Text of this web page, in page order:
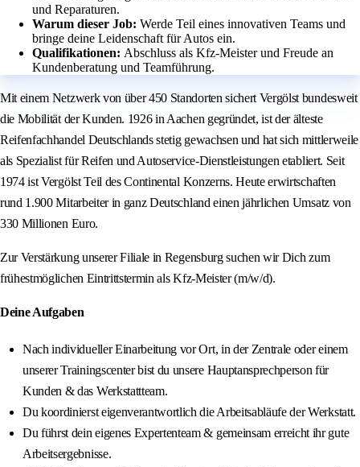
und Reparaturen.
Warum dieser Job: Werde Teil eines innovativen Teams und
bringe deine Leidenschaft für Autos ein.
Qualifikationen: Abschluss als Kfz-Meister und Freude an
Kundenberatung und Teamführung.
Mit einem Netzwerk von über 450 Standorten sichert Vergölst bundesweit
die Mobilität der Kunden. 1926 in Aachen gegründet, ist der älteste
Reifenfachhandel Deutschlands stetig gewachsen und hat sich mittlerweile
als Spezialist für Reifen und Autoservice-Dienstleistungen etabliert. Seit
1974 ist Vergölst Teil des Continental Konzerns. Heute erwirtschaften
rund 1.900 Mitarbeiter in ganz Deutschland einen jährlichen Umsatz von
330 Millionen Euro.
Zur Verstärkung unserer Filiale in Regensburg suchen wir Dich zum
frühestmöglichen Eintrittstermin als Kfz-Meister (m/w/d).
Deine Aufgaben
Nach individueller Einarbeitung vor Ort, in der Zentrale oder einem
unserer Trainingscenter bist du unsere Hauptansprechperson für
Kunden & das Werkstattteam.
Du koordinierst eigenverantwortlich die Arbeitsabläufe der Werkstatt.
Du führst dein eigenes Expertenteam & gemeinsam erreicht ihr gute
Arbeitsergebnisse.